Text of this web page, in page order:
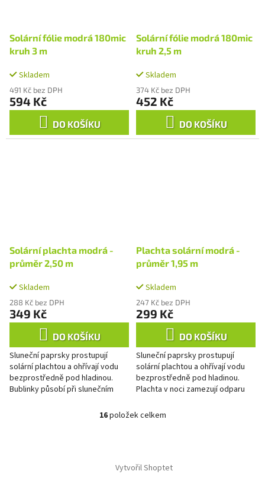
Solární fólie modrá 180mic
kruh 3 m
Skladem
491 Kč bez DPH
594 Kč
DO KOŠÍKU
Solární fólie modrá 180mic
kruh 2,5 m
Skladem
374 Kč bez DPH
452 Kč
DO KOŠÍKU
Solární plachta modrá -
průměr 2,50 m
Skladem
288 Kč bez DPH
349 Kč
DO KOŠÍKU
Sluneční paprsky prostupují
solární plachtou a ohřívají vodu
bezprostředně pod hladinou.
Bublinky působí při slunečním
Plachta solární modrá -
průměr 1,95 m
Skladem
247 Kč bez DPH
299 Kč
DO KOŠÍKU
Sluneční paprsky prostupují
solární plachtou a ohřívají vodu
bezprostředně pod hladinou.
Plachta v noci zamezují odparu
ochlazování vody. Solární...
O
d
16položek celkem
Vytvořil Shoptet